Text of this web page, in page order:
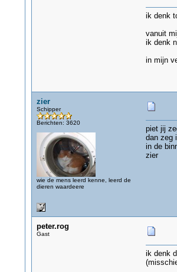
ik denk
vanuit
ik denk
in mijn
zier
Schipper
Berichten: 3620
wie de mens leerd kenne, leerd de
dieren waardeere
piet jij
dan zeg
in de
zier
peter.rog
Gast
ik denk